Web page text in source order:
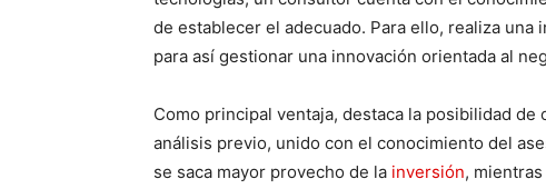
de establecer el adecuado. Para ello, realiza
para así gestionar una innovación orientada al
Como principal ventaja, destaca la posibilidad
análisis previo, unido con el conocimiento del
se saca mayor provecho de la inversión,